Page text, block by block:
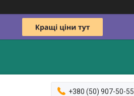
+380 (50) 907-50-55